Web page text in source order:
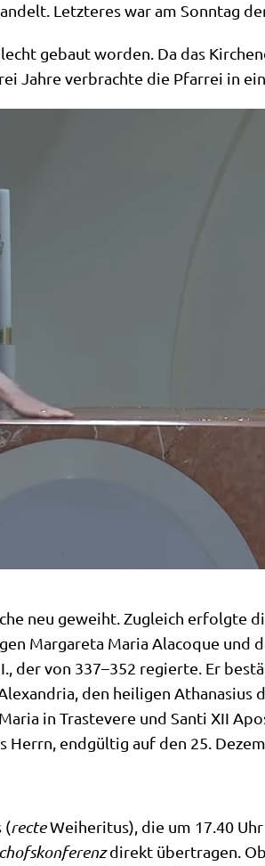
Letz­te­res war am Sonn­tag der
gebaut wor­den. Da das
Jah­re ver­brach­te die Pfar­rei in
neu geweiht. Zugleich erfolg­te
Mar­ga­re­ta Maria Ala­co­que
der von 337–352 regier­te. Er
den hei­li­gen Atha­na­si­us
in Tra­ste­ve­re und San­ti XII
Herrn, end­gül­tig auf den 25.
(rec­teWei­he­ri­tus), die um 17.40
direkt über­tra­gen.